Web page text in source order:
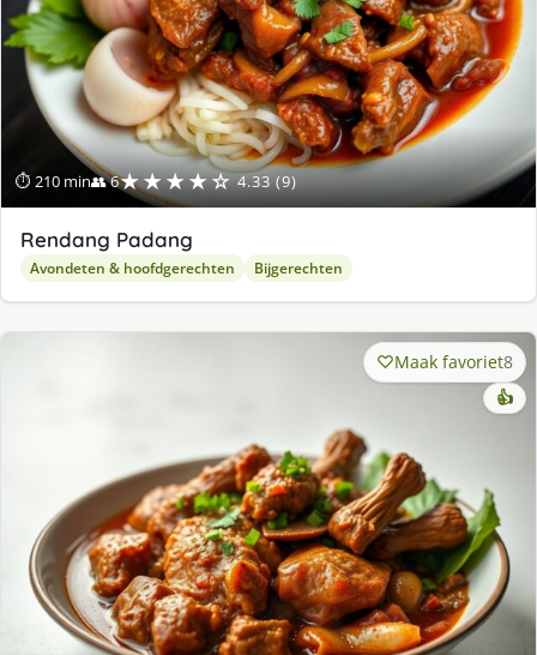
⏱ 210 min👥 6★★★★☆ 4.33 (9)
Rendang Padang
Avondeten & hoofdgerechten Bijgerechten
Maak favoriet8
👍